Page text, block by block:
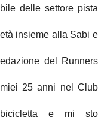
delle settore pista
insieme alla Sabi e
del Runners
25 anni nel Club
e mi sto